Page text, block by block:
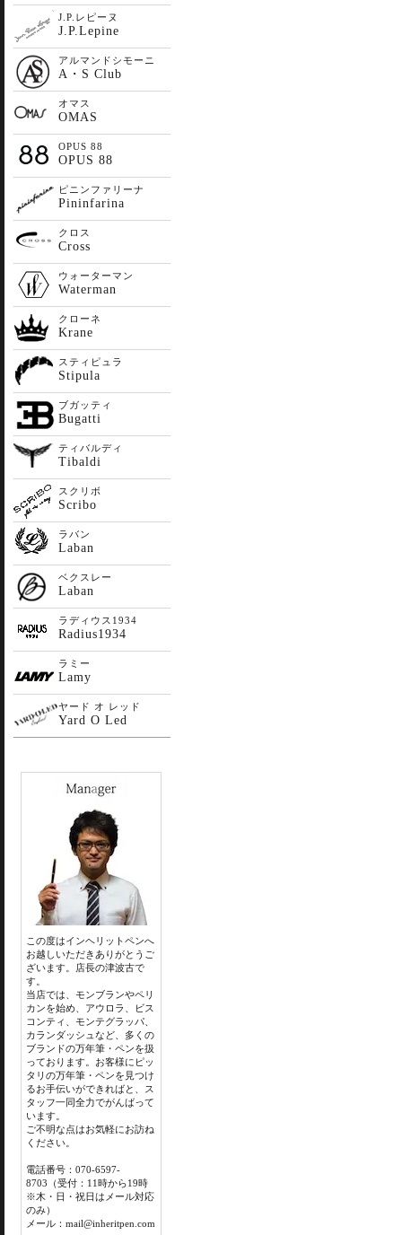
J.P.レピーヌ
J.P.Lepine
アルマンドシモーニ
A・S Club
オマス
OMAS
OPUS 88
OPUS 88
ピニンファリーナ
Pininfarina
クロス
Cross
ウォーターマン
Waterman
クローネ
Krane
スティピュラ
Stipula
ブガッティ
Bugatti
ティバルディ
Tibaldi
スクリボ
Scribo
ラバン
Laban
ベクスレー
Laban
ラディウス1934
Radius1934
ラミー
Lamy
ヤード オ レッド
Yard O Led
この度はインヘリットペンへ
お越しいただきありがとうご
ざいます。店長の津波古で
す。
当店では、モンブランやペリ
カンを始め、アウロラ、ビス
コンティ、モンテグラッパ、
カランダッシュなど、多くの
ブランドの万年筆・ペンを扱
っております。お客様にピッ
タリの万年筆・ペンを見つけ
るお手伝いができればと、ス
タッフ一同全力でがんばって
います。
ご不明な点はお気軽にお訪ね
ください。
電話番号：070-6597-
8703（受付：11時から19時
※木・日・祝日はメール対応
のみ）
メール：mail@inheritpen.com